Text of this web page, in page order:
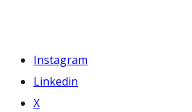
Instagram
Linkedin
X